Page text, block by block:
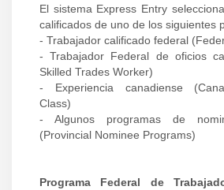
El sistema Express Entry
calificados de uno de los siguientes
- Trabajador calificado federal
- Trabajador Federal de oficios
Skilled Trades Worker)
- Experiencia canadiense
Class)
- Algunos programas de
(Provincial Nominee Programs)
Programa Federal de